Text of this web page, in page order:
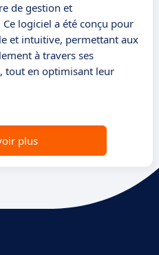
de gestion et
logiciel a été conçu pour
et intuitive, permettant aux
à travers ses
tout en optimisant leur
plus